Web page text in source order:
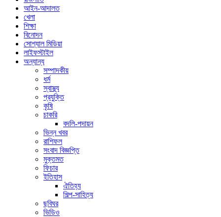
আইন-আদালত
খেলা
শিক্ষা
বিনোদন
সোশ্যাল মিডিয়া
লাইফস্টাইল
অন্যান্য
সম্পাদকীয়
ধর্ম
স্বাস্থ্য
প্রযুক্তি
কৃষি
চাকরি
বদলি-পদায়ন
ভিন্ন খবর
রাশিফল
সংবাদ বিজ্ঞপ্তি
মুক্তমত
ফিচার
ইতিহাস
ঐতিহ্য
শিল্প-সাহিত্য
ছবিঘর
ভিডিও